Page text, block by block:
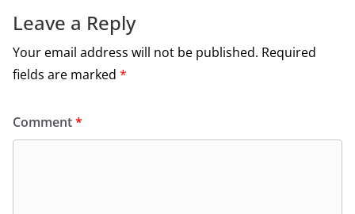
k
Leave a Reply
Your email address will not be published. Required
fields are marked *
Comment*